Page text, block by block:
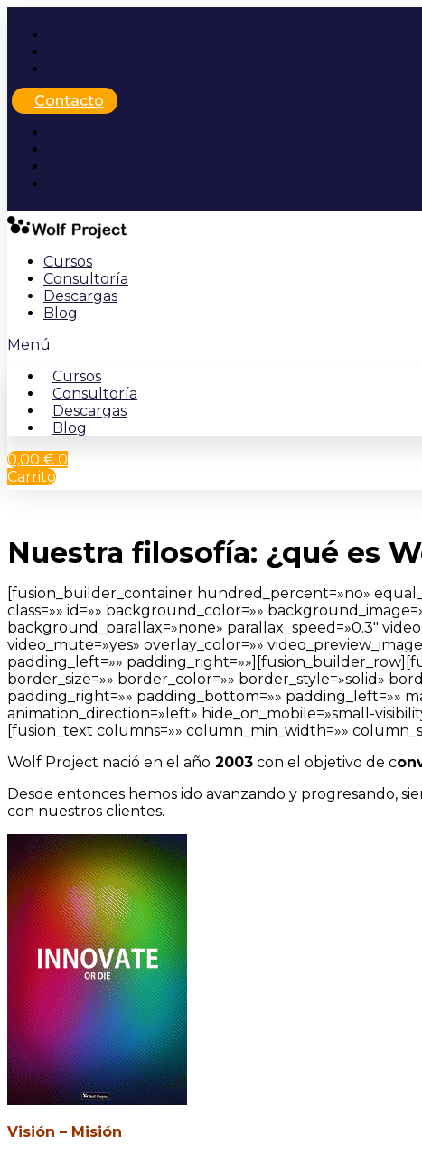
contenido
Contacto
Cursos
Consultoría
Descargas
Blog
Menú
Cursos
Consultoría
Descargas
Blog
0,00 € 0
Carrito
Nuestra filosofía: ¿qué es
[fusion_builder_container hundred_percent=»no»
class=»» id=»» background_color=»»
background_parallax=»none» parallax_speed=»0.3″
video_mute=»yes» overlay_color=»»
padding_left=»»
border_size=»» border_color=»» border_style=»solid»
padding_right=»» padding_bottom=»» padding_left=»»
animation_direction=»left» hide_on_mobile=»small-
[fusion_text columns=»» column_min_width=»»
Wolf Project nació en el año 2003 con el objetivo de c
Desde entonces hemos ido avanzando y progresando,
con nuestros clientes.
Visión – Misión